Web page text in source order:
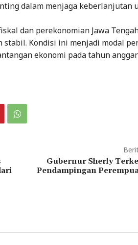
dalam menjaga keberlanjutan
dan perekonomian Jawa
Kondisi ini menjadi modal
ekonomi pada tahun
Gubernur Sherly
Pendampingan